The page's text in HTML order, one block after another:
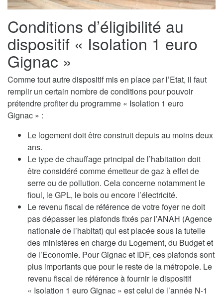
Conditions d’éligibilité au
dispositif « Isolation 1 euro
Gignac »
Comme tout autre dispositif mis en place par l’Etat, il faut
remplir un certain nombre de conditions pour pouvoir
prétendre profiter du programme « Isolation 1 euro
Gignac » :
Le logement doit être construit depuis au moins deux
ans.
Le type de chauffage principal de l’habitation doit
être considéré comme émetteur de gaz à effet de
serre ou de pollution. Cela concerne notamment le
fioul, le GPL, le bois ou encore l’électricité.
Le revenu fiscal de référence de votre foyer ne doit
pas dépasser les plafonds fixés par l’ANAH (Agence
nationale de l’habitat) qui est placée sous la tutelle
des ministères en charge du Logement, du Budget et
de l’Economie. Pour Gignac et IDF, ces plafonds sont
plus importants que pour le reste de la métropole. Le
revenu fiscal de référence à fournir le dispositif
« Isolation 1 euro Gignac » est celui de l’année N-1